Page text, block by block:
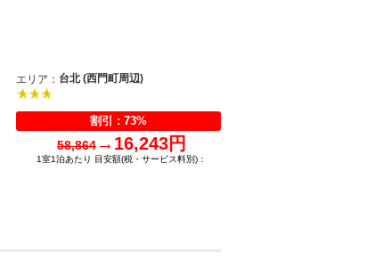
エリア： 台北 (西門町周辺)
割引 : 73%
58,864→ 16,243円
1室1泊あたり 目安額(税・サービス料別)：